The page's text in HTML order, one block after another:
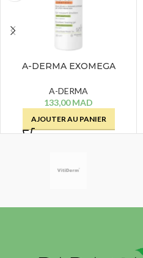
A-DERMA EXOMEGA
EMOLLIENT – 200 ML
A-DERMA
133,00MAD
AJOUTER AU PANIER